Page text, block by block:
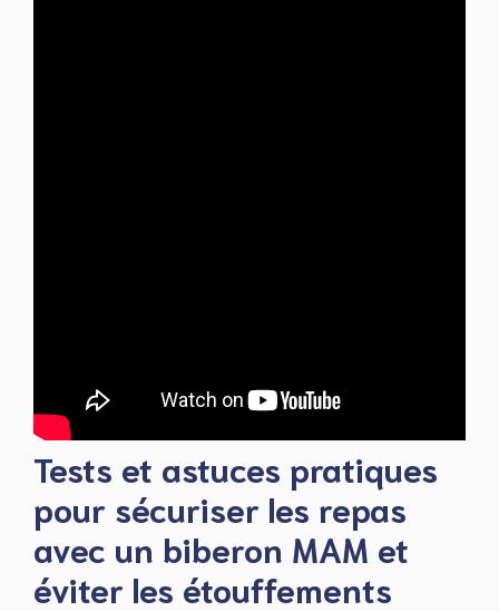
Tests et astuces pratiques
pour sécuriser les repas
avec un biberon MAM et
éviter les étouffements